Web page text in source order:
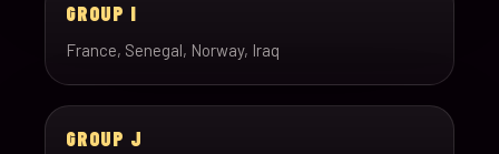
GROUP I
France, Senegal, Norway, Iraq
GROUP J